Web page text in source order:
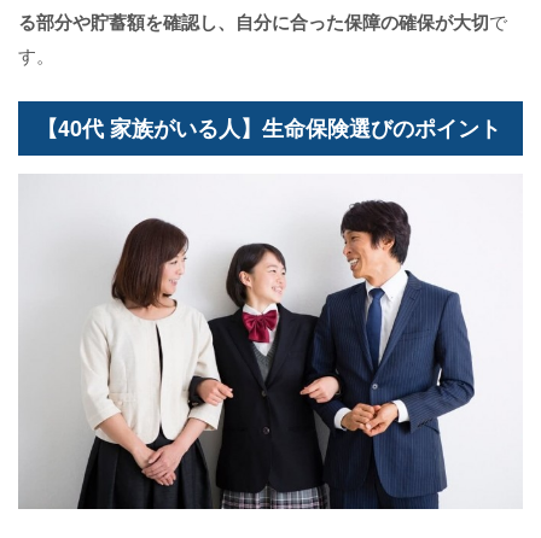
る部分や貯蓄額を確認し、自分に合った保障の確保が大切で
す。
【40代 家族がいる人】生命保険選びのポイント